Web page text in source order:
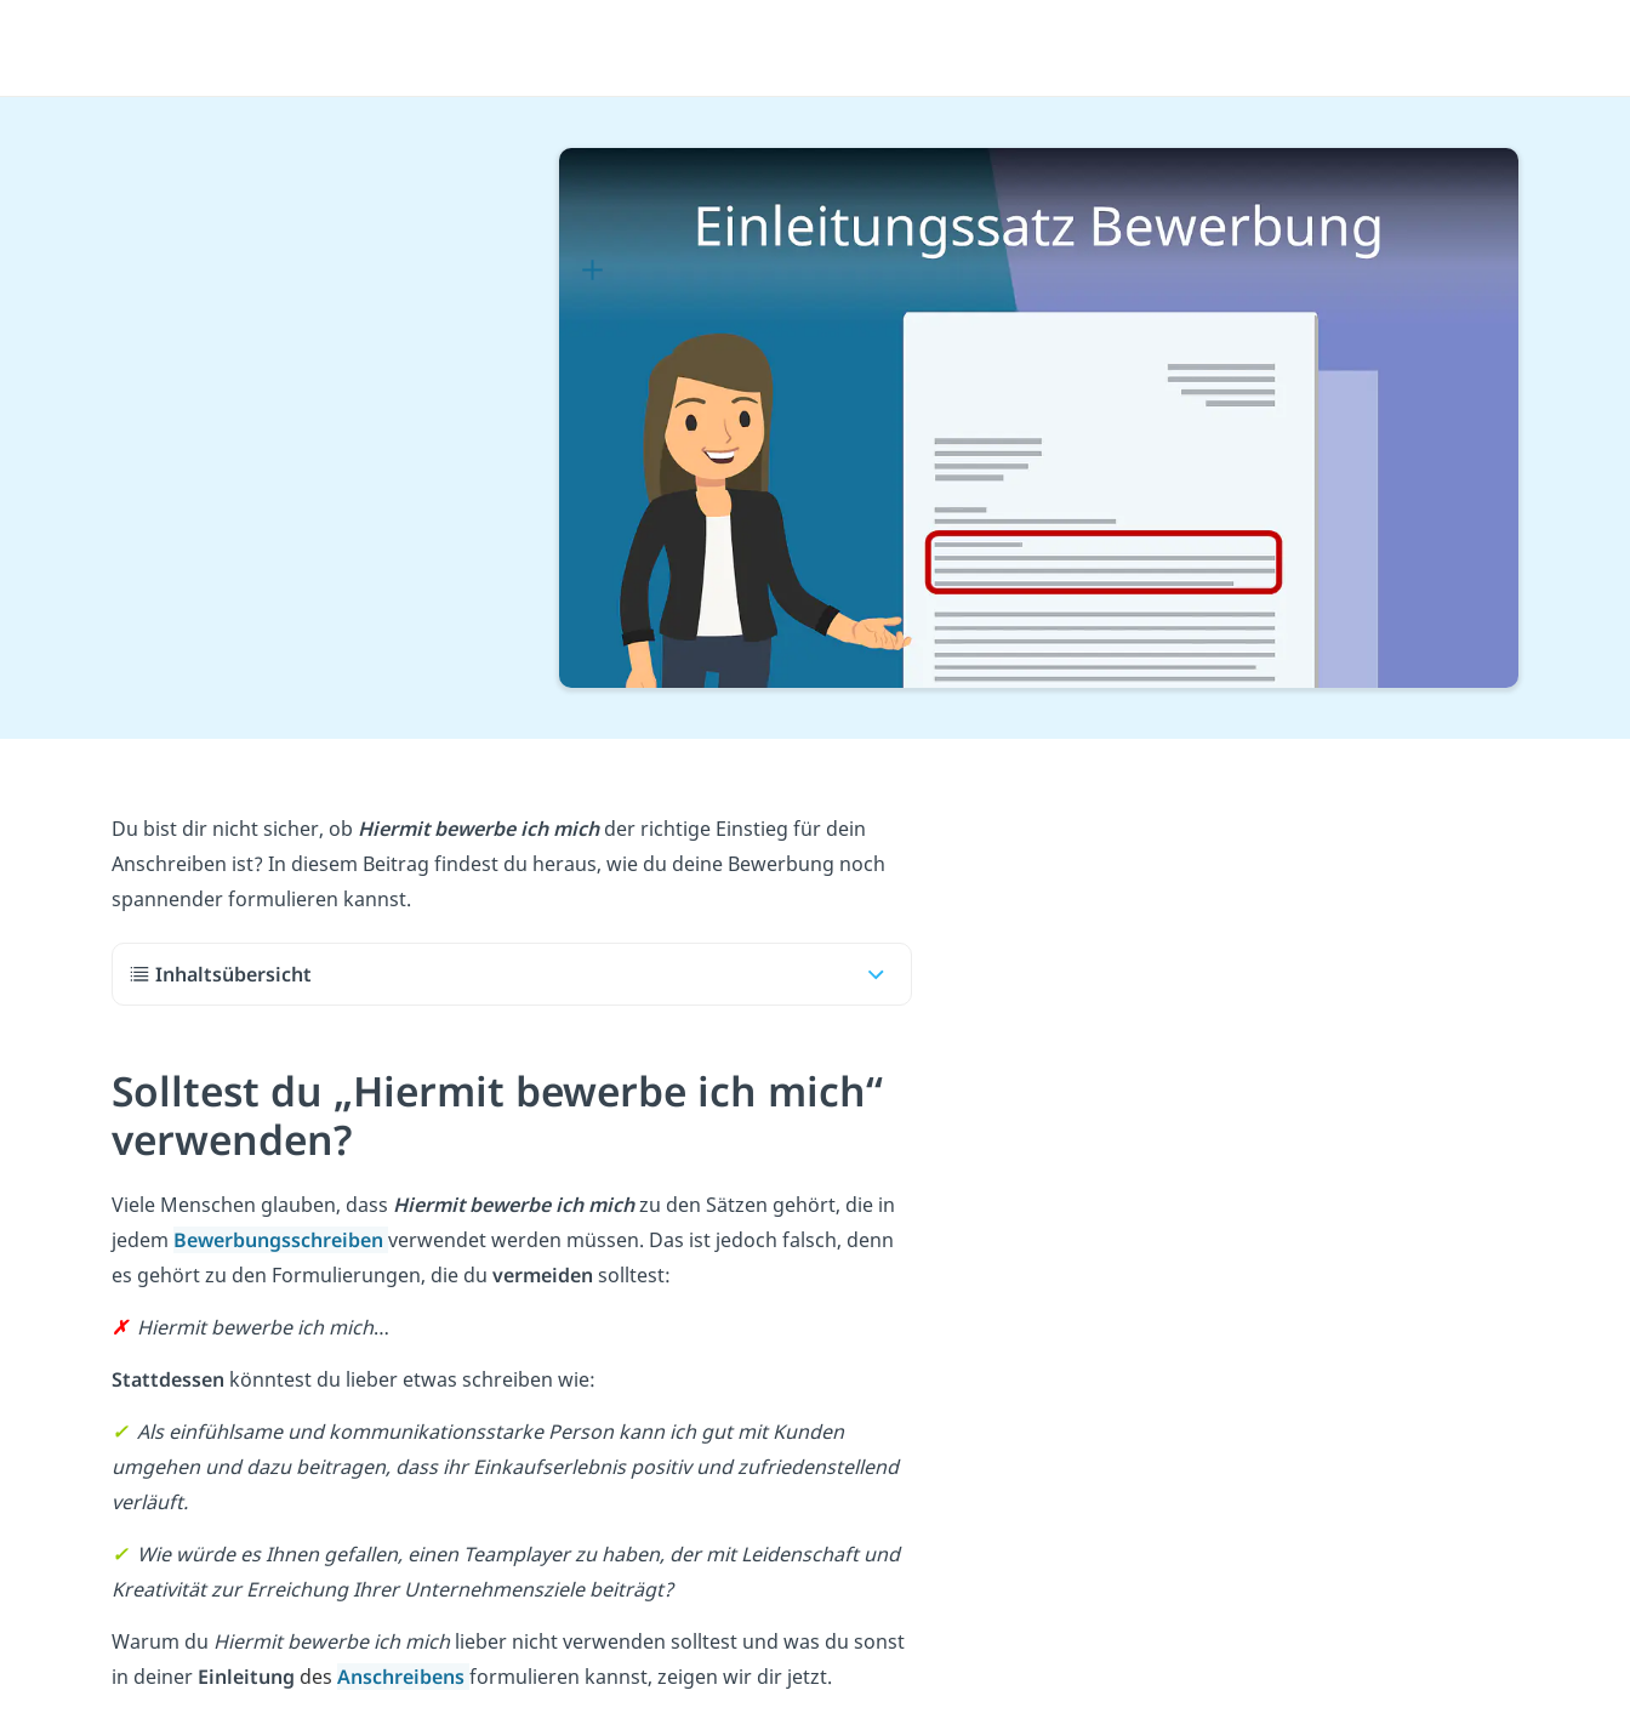
Karrieretipps
Hiermit bewerbe ich mich
Übersicht Hiermit bewerbe ich mich
Du bist dir nicht sicher, ob Hiermit bewerbe ich michder richtige Einstieg für dein
Anschreiben ist? In diesem Beitrag findest du heraus, wie du deine Bewerbung noch
spannender formulieren kannst.
Inhaltsübersicht
Solltest du „Hiermit bewerbe ich mich“
verwenden?
Viele Menschen glauben, dass Hiermit bewerbe ich michzu den Sätzen gehört, die in
jedem Bewerbungsschreiben verwendet werden müssen. Das ist jedoch falsch, denn
es gehört zu den Formulierungen, die du vermeiden solltest:
✗ Hiermit bewerbe ich mich…
Stattdessen könntest du lieber etwas schreiben wie:
✓ Als einfühlsame und kommunikationsstarke Person kann ich gut mit Kunden
umgehen und dazu beitragen, dass ihr Einkaufserlebnis positiv und zufriedenstellend
verläuft.
✓ Wie würde es Ihnen gefallen, einen Teamplayer zu haben, der mit Leidenschaft und
Kreativität zur Erreichung Ihrer Unternehmensziele beiträgt?
Warum du Hiermit bewerbe ich michlieber nicht verwenden solltest und was du sonst
in deiner Einleitung des Anschreibensformulieren kannst, zeigen wir dir jetzt.